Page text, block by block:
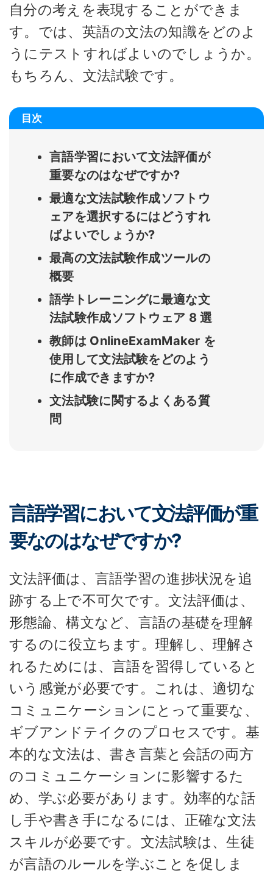
自分の考えを表現することができま
す。では、英語の文法の知識をどのよ
うにテストすればよいのでしょうか。
もちろん、文法試験です。
目次
言語学習において文法評価が
重要なのはなぜですか?
最適な文法試験作成ソフトウ
ェアを選択するにはどうすれ
ばよいでしょうか?
最高の文法試験作成ツールの
概要
語学トレーニングに最適な文
法試験作成ソフトウェア 8 選
教師は OnlineExamMaker を
使用して文法試験をどのよう
に作成できますか?
文法試験に関するよくある質
問
言語学習において文法評価が重
要なのはなぜですか?
文法評価は、言語学習の進捗状況を追
跡する上で不可欠です。文法評価は、
形態論、構文など、言語の基礎を理解
するのに役立ちます。理解し、理解さ
れるためには、言語を習得していると
いう感覚が必要です。これは、適切な
コミュニケーションにとって重要な、
ギブアンドテイクのプロセスです。基
本的な文法は、書き言葉と会話の両方
のコミュニケーションに影響するた
め、学ぶ必要があります。効率的な話
し手や書き手になるには、正確な文法
スキルが必要です。文法試験は、生徒
が言語のルールを学ぶことを促しま